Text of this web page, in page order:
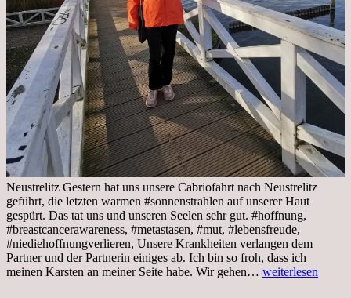
Neustrelitz Gestern hat uns unsere Cabriofahrt nach Neustrelitz
geführt, die letzten warmen #sonnenstrahlen auf unserer Haut
gespürt. Das tat uns und unseren Seelen sehr gut. #hoffnung,
#breastcancerawareness, #metastasen, #mut, #lebensfreude,
#niediehoffnungverlieren, Unsere Krankheiten verlangen dem
Partner und der Partnerin einiges ab. Ich bin so froh, dass ich
meinen Karsten an meiner Seite habe. Wir gehen… Sonnabend,
weiterlesen